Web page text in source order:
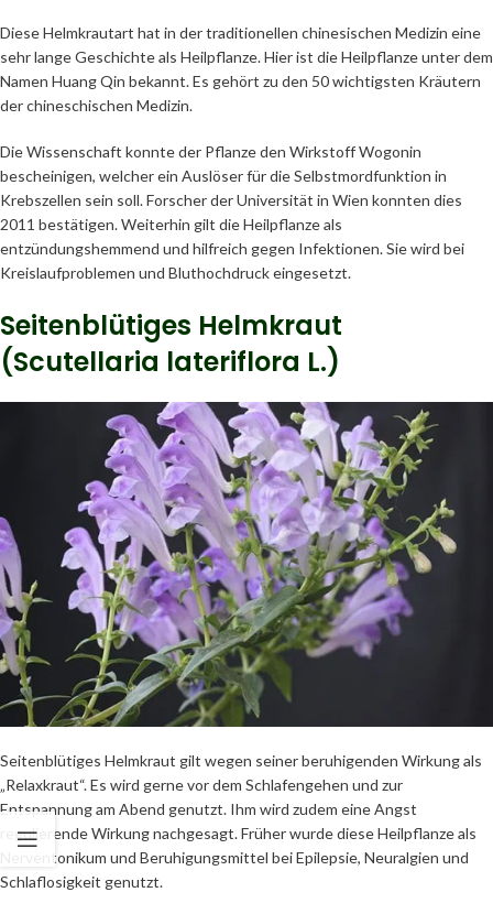
Diese Helmkrautart hat in der traditionellen chinesischen Medizin eine
sehr lange Geschichte als Heilpflanze. Hier ist die Heilpflanze unter dem
Namen Huang Qin bekannt. Es gehört zu den 50 wichtigsten Kräutern
der chineschischen Medizin.
Die Wissenschaft konnte der Pflanze den Wirkstoff Wogonin
bescheinigen, welcher ein Auslöser für die Selbstmordfunktion in
Krebszellen sein soll. Forscher der Universität in Wien konnten dies
2011 bestätigen. Weiterhin gilt die Heilpflanze als
entzündungshemmend und hilfreich gegen Infektionen. Sie wird bei
Kreislaufproblemen und Bluthochdruck eingesetzt.
Seitenblütiges Helmkraut
(Scutellaria lateriflora L.)
Seitenblütiges Helmkraut gilt wegen seiner beruhigenden Wirkung als
„Relaxkraut“. Es wird gerne vor dem Schlafengehen und zur
Entspannung am Abend genutzt. Ihm wird zudem eine Angst
regulierende Wirkung nachgesagt. Früher wurde diese Heilpflanze als
Nerventonikum und Beruhigungsmittel bei Epilepsie, Neuralgien und
Schlaflosigkeit genutzt.